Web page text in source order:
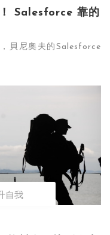
貝尼奧夫的Salesforce
自我